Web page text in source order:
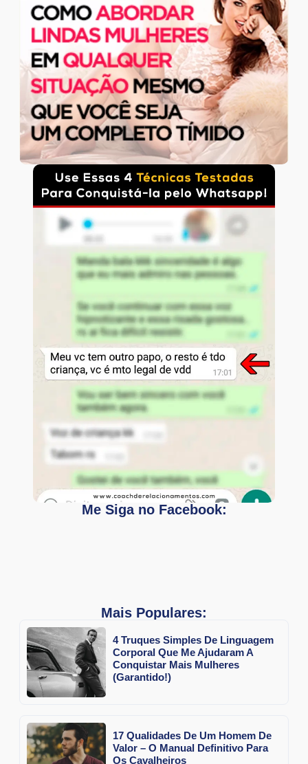
Me Siga no Facebook:
Mais Populares:
4 Truques Simples De Linguagem
Corporal Que Me Ajudaram A
Conquistar Mais Mulheres
(Garantido!)
17 Qualidades De Um Homem De
Valor – O Manual Definitivo Para
Os Cavalheiros